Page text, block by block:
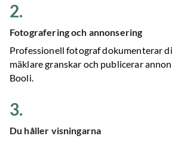
2.
Fotografering och annonsering
Professionell fotograf dokumenterar
mäklare granskar och publicerar
Booli.
3.
Du håller visningarna